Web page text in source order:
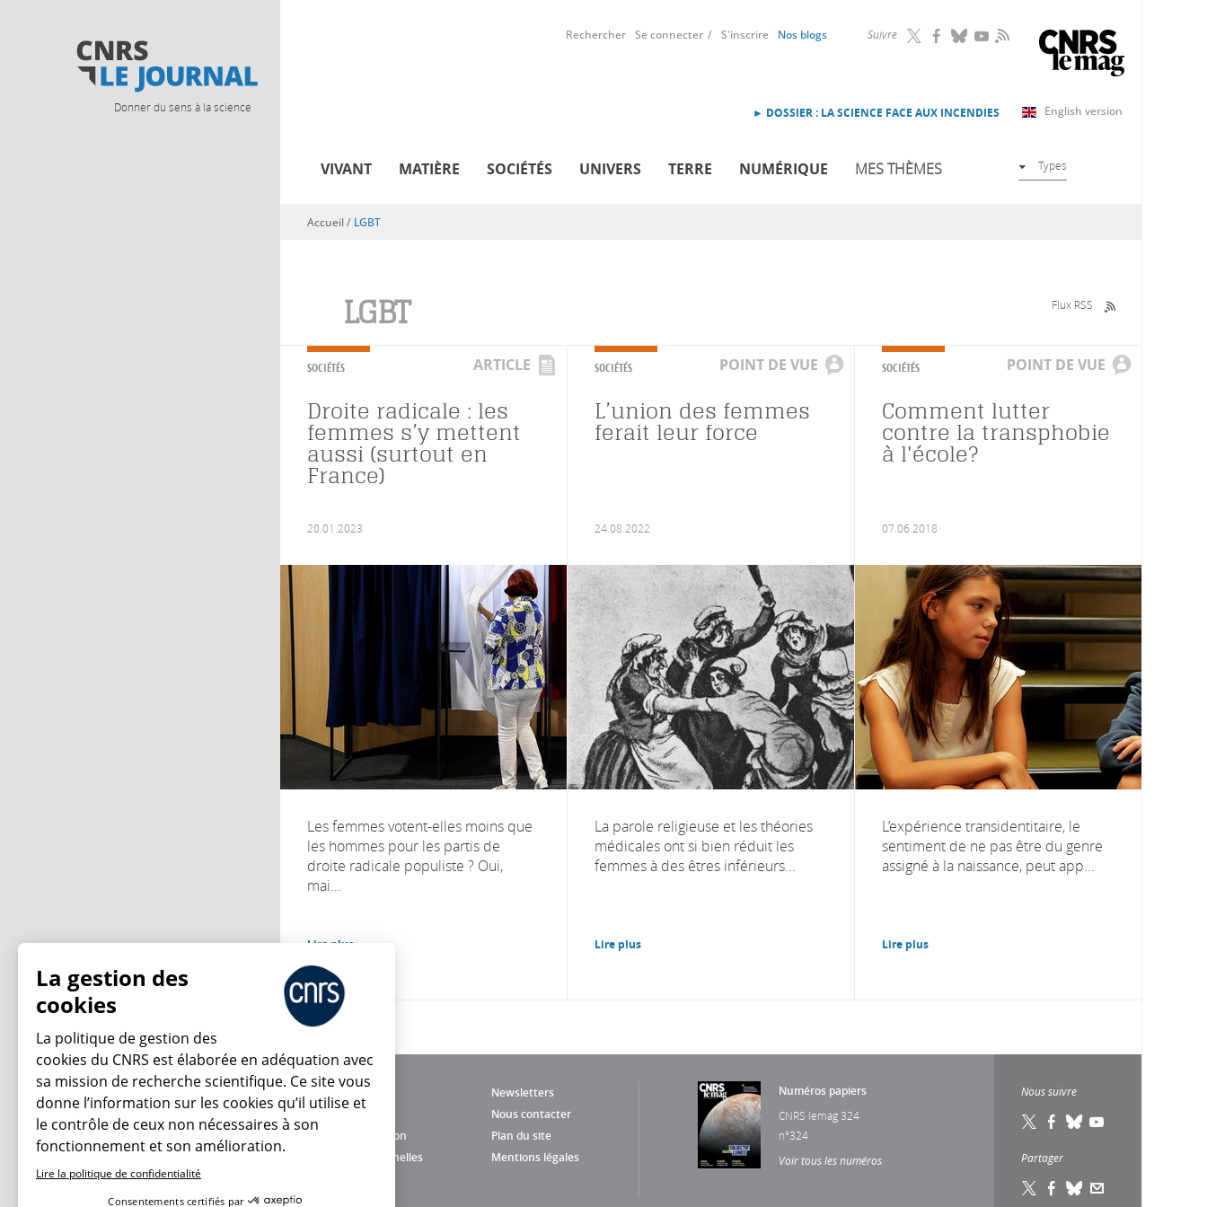
Donner du sens à la science
Suivre RSS
Rechercher Se connecter S'inscrire Nos blogs
English version
► DOSSIER : LA SCIENCE FACE AUX INCENDIES
VIVANT MATIÈRE SOCIÉTÉS UNIVERS TERRE NUMÉRIQUE MES THÈMES Types
Vous êtes ici
Accueil/ LGBT
LGBT Flux RSS
SOCIÉTÉS ARTICLE
Droite radicale : les
femmes s’y mettent
aussi (surtout en
France)
20.01.2023
Les femmes votent-elles moins que
les hommes pour les partis de
droite radicale populiste ? Oui,
mai...
Lire plus
SOCIÉTÉS POINT DE VUE
L’union des femmes
ferait leur force
24.08.2022
La parole religieuse et les théories
médicales ont si bien réduit les
femmes à des êtres inférieurs...
Lire plus
SOCIÉTÉS POINT DE VUE
Comment lutter
contre la transphobie
à l'école?
07.06.2018
L’expérience transidentitaire, le
sentiment de ne pas être du genre
assigné à la naissance, peut app...
Lire plus
Newsletters
Nous contacter
Charte d'utilisation
Plan du site
Données personnelles
Mentions légales
Numéros papiers
CNRS lemag 324
n°324
Voir tous les numéros
Nous suivre
Partager
En ce moment
La gestion des
cookies
La politique de gestion des
cookies du CNRS est élaborée en adéquation avec
sa mission de recherche scientifique. Ce site vous
donne l’information sur les cookies qu’il utilise et
le contrôle de ceux non nécessaires à son
fonctionnement et son amélioration.
Lire la politique de confidentialité
Consentements certifiés par